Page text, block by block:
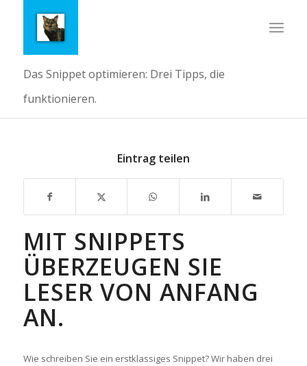
Das Snippet optimieren: Drei Tipps, die
funktionieren.
Eintrag teilen
MIT SNIPPETS
ÜBERZEUGEN SIE
LESER VON ANFANG
AN.
Wie schreiben Sie ein erstklassiges Snippet? Wir haben drei